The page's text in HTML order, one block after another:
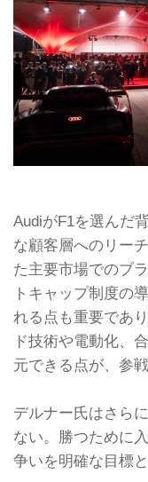
AudiがF1を選んだ
な顧客層へのリー
た主要市場でのブ
トキャップ制度の
れる点も重要であ
ド技術や電動化、
元できる点が、参
デルナー氏はさら
ない。勝つために
争いを明確な目標